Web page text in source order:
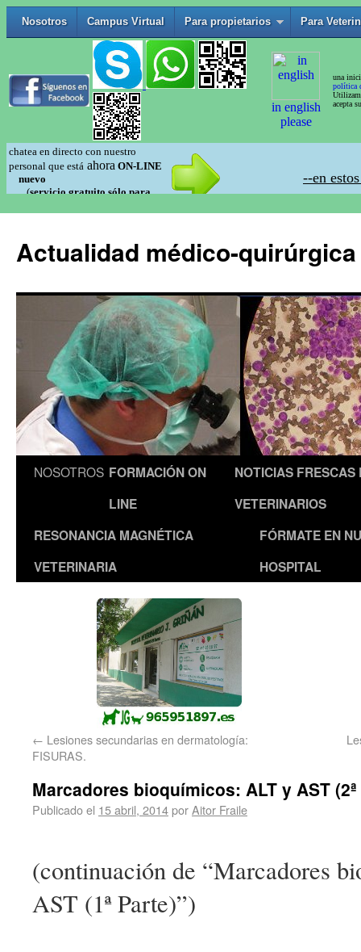
Actualidad médico-
NOSOTROS FORMACIÓN ON
LINE
NOTICIAS FRESCAS
VETERINARIOS
RESONANCIA MAGNÉTICA
VETERINARIA
FÓRMATE EN
HOSPITAL
← Lesiones secundarias en dermatología:
FISURAS.
Marcadores bioquímicos: ALT y AST
Publicado el 15 abril, 2014porAitor Fraile
(continuación de “Marcadores
AST (1ª Parte)”)